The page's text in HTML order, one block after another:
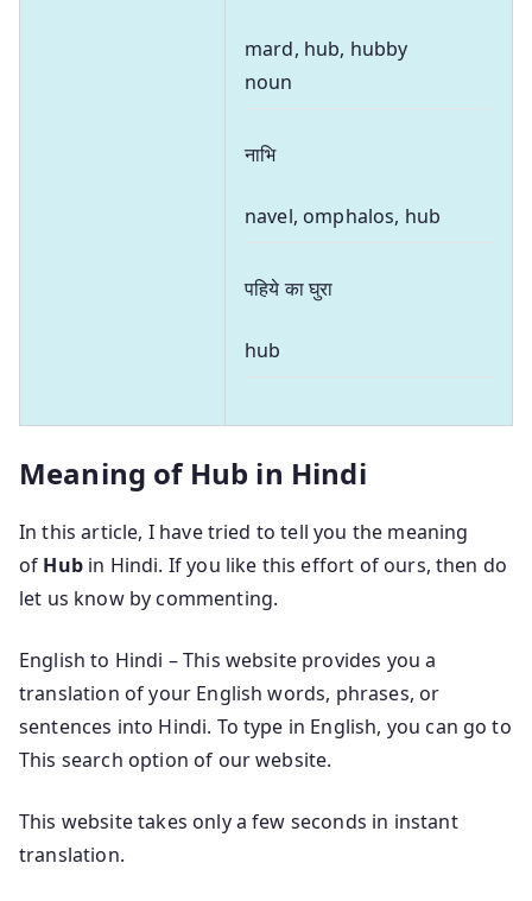
mard, hub, hubby
noun
नाभि
navel, omphalos, hub
पहिये का घुरा
hub
Meaning of Hub in Hindi
In this article, I have tried to tell you the meaning
of Hub in Hindi. If you like this effort of ours, then do
let us know by commenting.
English to Hindi – This website provides you a
translation of your English words, phrases, or
sentences into Hindi. To type in English, you can go to
This search option of our website.
This website takes only a few seconds in instant
translation.